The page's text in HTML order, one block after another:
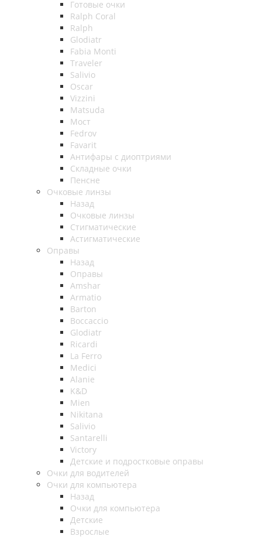
Готовые очки
Ralph Coral
Ralph
Glodiatr
Fabia Monti
Traveler
Salivio
Oscar
Vizzini
Matsuda
Мост
Fedrov
Favarit
Антифары с диоптриями
Складные очки
Пенсне
Очковые линзы
Назад
Очковые линзы
Стигматические
Астигматические
Оправы
Назад
Оправы
Amshar
Armatio
Barton
Boccaccio
Glodiatr
Ricardi
La Ferro
Medici
Alanie
K&D
Mien
Nikitana
Salivio
Santarelli
Victory
Детские и подростковые оправы
Очки для водителей
Очки для компьютера
Назад
Очки для компьютера
Детские
Взрослые